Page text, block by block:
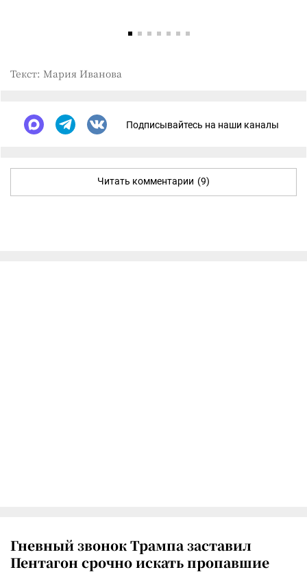
Текст: Мария Иванова
Подписывайтесь на наши каналы
Читать комментарии (9)
Гневный звонок Трампа заставил
Пентагон срочно искать пропавшие